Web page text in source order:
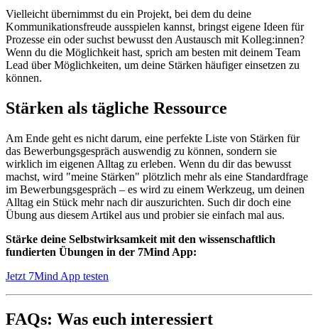
Vielleicht übernimmst du ein Projekt, bei dem du deine
Kommunikationsfreude ausspielen kannst, bringst eigene Ideen für
Prozesse ein oder suchst bewusst den Austausch mit Kolleg:innen?
Wenn du die Möglichkeit hast, sprich am besten mit deinem Team
Lead über Möglichkeiten, um deine Stärken häufiger einsetzen zu
können.
Stärken als tägliche Ressource
Am Ende geht es nicht darum, eine perfekte Liste von Stärken für
das Bewerbungsgespräch auswendig zu können, sondern sie
wirklich im eigenen Alltag zu erleben. Wenn du dir das bewusst
machst, wird "meine Stärken" plötzlich mehr als eine Standardfrage
im Bewerbungsgespräch – es wird zu einem Werkzeug, um deinen
Alltag ein Stück mehr nach dir auszurichten. Such dir doch eine
Übung aus diesem Artikel aus und probier sie einfach mal aus.
Stärke deine Selbstwirksamkeit mit den wissenschaftlich
fundierten Übungen in der 7Mind App:
Jetzt 7Mind App testen
FAQs: Was euch interessiert